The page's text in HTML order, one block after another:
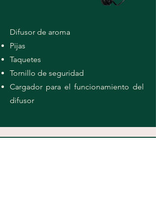
Difusor de aroma
Pijas
Taquetes
Tornillo de seguridad
Cargador para el funcionamiento del
difusor